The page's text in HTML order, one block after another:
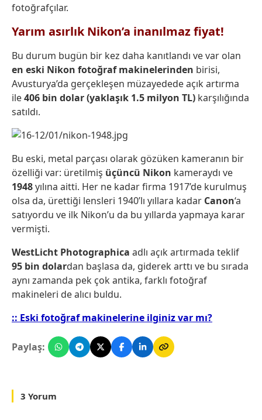
fotoğrafçılar.
Yarım asırlık Nikon’a inanılmaz fiyat!
Bu durum bugün bir kez daha kanıtlandı ve var olan
en eski Nikon fotoğraf makinelerinden birisi,
Avusturya’da gerçekleşen müzayedede açık artırma
ile406 bin dolar (yaklaşık 1.5 milyon TL) karşılığında
satıldı.
Bu eski, metal parçası olarak gözüken kameranın bir
özelliği var: üretilmiş üçüncü Nikon kameraydı ve
1948yılına aitti. Her ne kadar firma 1917’de kurulmuş
olsa da, ürettiği lensleri 1940’lı yıllara kadar Canon‘a
satıyordu ve ilk Nikon’u da bu yıllarda yapmaya karar
vermişti.
WestLicht Photographica adlı açık artırmada teklif
95 bin dolardan başlasa da, giderek arttı ve bu sırada
aynı zamanda pek çok antika, farklı fotoğraf
makineleri de alıcı buldu.
:: Eski fotoğraf makinelerine ilginiz var mı?
Paylaş:
3 Yorum